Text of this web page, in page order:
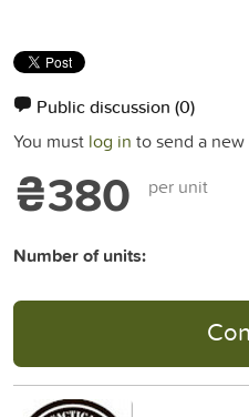
Public discussion (0)
You must log in to send a
₴380 per unit
Number of units: